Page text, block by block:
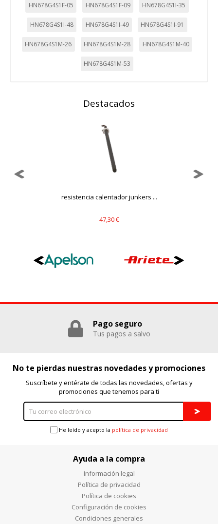
HN678G4S1F-05 HN678G4S1F-09 HN678G4S1I-35
HN678G4S1I-48 HN678G4S1I-49 HN678G4S1I-91
HN678G4S1M-26 HN678G4S1M-28 HN678G4S1M-40
HN678G4S1M-53
Destacados
resistencia calentador junkers ...
47,30 €
Pago seguro
Tus pagos a salvo
No te pierdas nuestras novedades y promociones
Suscríbete y entérate de todas las novedades, ofertas y
promociones que tenemos para ti
He leído y acepto la política de privacidad
Ayuda a la compra
Información legal
Política de privacidad
Política de cookies
Configuración de cookies
Condiciones generales